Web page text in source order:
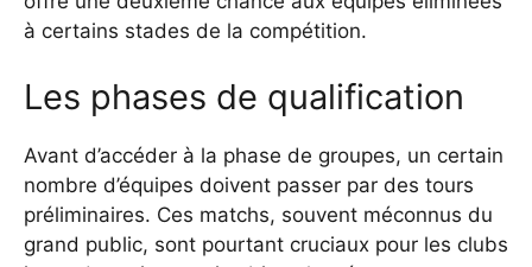
à certains stades de la compétition.
Les phases de qualification
Avant d’accéder à la phase de groupes, un certain
nombre d’équipes doivent passer par des tours
préliminaires. Ces matchs, souvent méconnus du
grand public, sont pourtant cruciaux pour les clubs